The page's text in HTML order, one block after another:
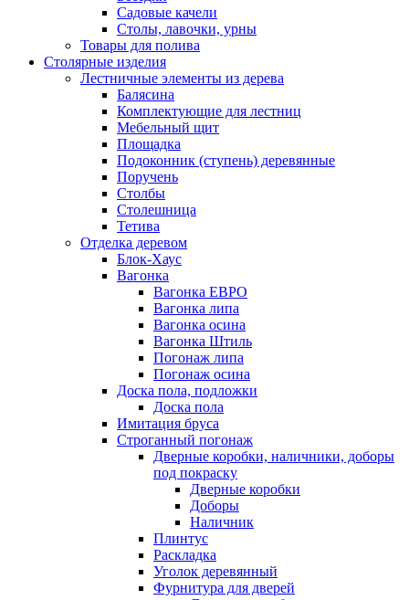
Садовые качели
Столы, лавочки, урны
Товары для полива
Столярные изделия
Лестничные элементы из дерева
Балясина
Комплектующие для лестниц
Мебельный щит
Площадка
Подоконник (ступень) деревянные
Поручень
Столбы
Столешница
Тетива
Отделка деревом
Блок-Хаус
Вагонка
Вагонка ЕВРО
Вагонка липа
Вагонка осина
Вагонка Штиль
Погонаж липа
Погонаж осина
Доска пола, подложки
Доска пола
Имитация бруса
Строганный погонаж
Дверные коробки, наличники, доборы
под покраску
Дверные коробки
Доборы
Наличник
Плинтус
Раскладка
Уголок деревянный
Фурнитура для дверей